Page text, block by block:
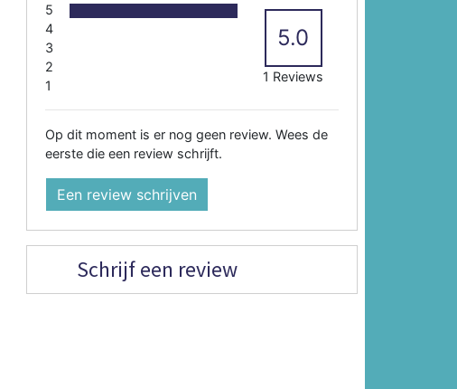
5
4
3
2
1
5.0
1 Reviews
Op dit moment is er nog geen review. Wees de
eerste die een review schrijft.
Een review schrijven
Schrijf een review